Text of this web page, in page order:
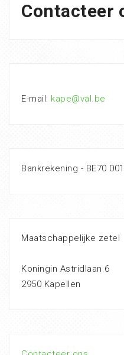
Contacteer
E-mail: kape@val.be
Bankrekening - BE70
Maatschappelijke zetel
Koningin Astridlaan 6
2950 Kapellen